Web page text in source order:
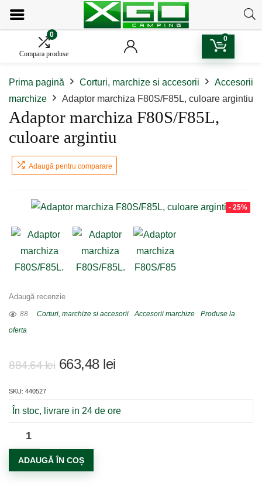
0
Compara produse
0
Prima pagină Corturi, marchize si accesorii
Accesorii
marchize
Adaptor marchiza F80S/F85L, culoare argintiu
Adaptor marchiza F80S/F85L,
culoare argintiu
Adaugă pentru comparare
- 25%
Adaugă recenzie
88 Corturi, marchize si accesorii Accesorii marchize
Produse la
oferta
884,64lei Prețul
fost:
663,48 leiPrețul
663,48 lei.
SKU: 440527
În stoc, livrare in 24 de ore
Cantitate
Adaptor
marchiza
ADAUGĂ ÎN COȘ